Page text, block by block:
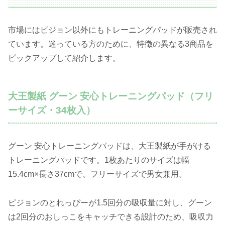
市場にはピジョン以外にもトレーニングパッドが販売され
ています。迷っている方のために、特徴の異なる3商品を
ピックアップして紹介します。
大王製紙 グーン 安心トレーニングパッド（フリ
ーサイズ・34枚入）
グーン 安心トレーニングパッドは、大王製紙が手がける
トレーニングパッドです。1枚あたりのサイズは幅
15.4cm×長さ37cmで、フリーサイズで男女兼用。
ピジョンのとれっぴーが1.5回分の吸収量に対し、グーン
は2回分のおしっこをキャッチできる設計のため、吸収力